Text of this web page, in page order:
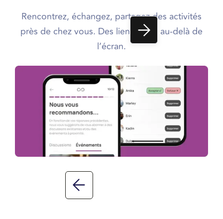
Rencontrez, échangez, partagez des activités
près de chez vous. Des liens réels, au-delà de
l’écran.